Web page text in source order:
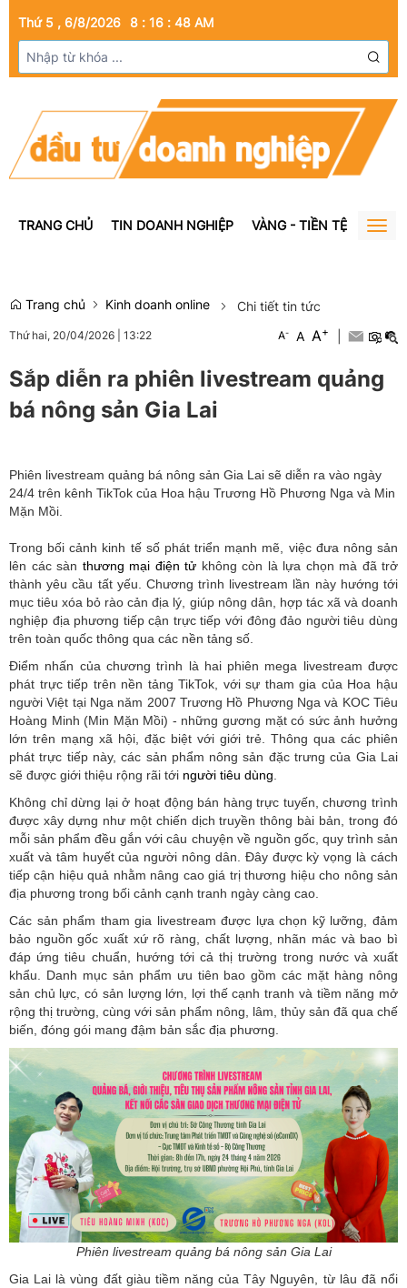
Thứ 5 , 6/8/2026 8 : 16 : 49 AM
TRANG CHỦ TIN DOANH NGHIỆP VÀNG - TIỀN TỆ BẤT
Trang chủ Kinh doanh online Chi tiết tin tức
Thứ hai, 20/04/2026 13:22 A- A A+
Sắp diễn ra phiên livestream quảng
bá nông sản Gia Lai
Phiên livestream quảng bá nông sản Gia Lai sẽ diễn ra vào ngày
24/4 trên kênh TikTok của Hoa hậu Trương Hồ Phương Nga và Min
Mặn Mồi.
Trong bối cảnh kinh tế số phát triển mạnh mẽ, việc đưa nông sản
lên các sàn thương mại điện tử không còn là lựa chọn mà đã trở
thành yêu cầu tất yếu. Chương trình livestream lần này hướng tới
mục tiêu xóa bỏ rào cản địa lý, giúp nông dân, hợp tác xã và doanh
nghiệp địa phương tiếp cận trực tiếp với đông đảo người tiêu dùng
trên toàn quốc thông qua các nền tảng số.
Điểm nhấn của chương trình là hai phiên mega livestream được
phát trực tiếp trên nền tảng TikTok, với sự tham gia của Hoa hậu
người Việt tại Nga năm 2007 Trương Hồ Phương Nga và KOC Tiêu
Hoàng Minh (Min Mặn Mồi) - những gương mặt có sức ảnh hưởng
lớn trên mạng xã hội, đặc biệt với giới trẻ. Thông qua các phiên
phát trực tiếp này, các sản phẩm nông sản đặc trưng của Gia Lai
sẽ được giới thiệu rộng rãi tới người tiêu dùng.
Không chỉ dừng lại ở hoạt động bán hàng trực tuyến, chương trình
được xây dựng như một chiến dịch truyền thông bài bản, trong đó
mỗi sản phẩm đều gắn với câu chuyện về nguồn gốc, quy trình sản
xuất và tâm huyết của người nông dân. Đây được kỳ vọng là cách
tiếp cận hiệu quả nhằm nâng cao giá trị thương hiệu cho nông sản
địa phương trong bối cảnh cạnh tranh ngày càng cao.
Các sản phẩm tham gia livestream được lựa chọn kỹ lưỡng, đảm
bảo nguồn gốc xuất xứ rõ ràng, chất lượng, nhãn mác và bao bì
đáp ứng tiêu chuẩn, hướng tới cả thị trường trong nước và xuất
khẩu. Danh mục sản phẩm ưu tiên bao gồm các mặt hàng nông
sản chủ lực, có sản lượng lớn, lợi thế cạnh tranh và tiềm năng mở
rộng thị trường, cùng với sản phẩm nông, lâm, thủy sản đã qua chế
biến, đóng gói mang đậm bản sắc địa phương.
Phiên livestream quảng bá nông sản Gia Lai
Gia Lai là vùng đất giàu tiềm năng của Tây Nguyên, từ lâu đã nổi